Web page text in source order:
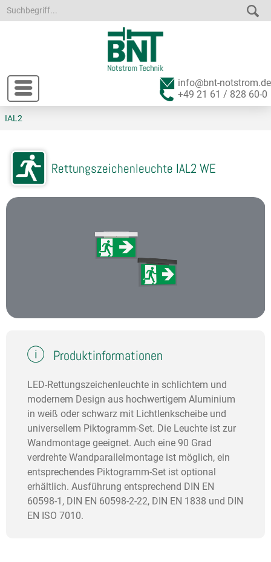
info@bnt-notstrom.de
+49 21 61 / 828 60-0
IAL2
Rettungszeichenleuchte IAL2 WE
Produktinformationen
LED-Rettungszeichenleuchte in schlichtem und
modernem Design aus hochwertigem Aluminium
in weiß oder schwarz mit Lichtlenkscheibe und
universellem Piktogramm-Set. Die Leuchte ist zur
Wandmontage geeignet. Auch eine 90 Grad
verdrehte Wandparallelmontage ist möglich, ein
entsprechendes Piktogramm-Set ist optional
erhältlich. Ausführung entsprechend DIN EN
60598-1, DIN EN 60598-2-22, DIN EN 1838 und DIN
EN ISO 7010.